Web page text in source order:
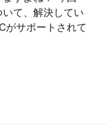
て、解決してい
がサポートされて